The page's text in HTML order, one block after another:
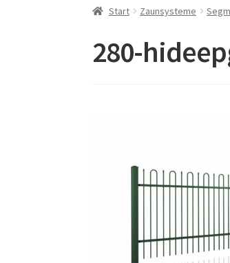
Start Zaunsysteme
280-